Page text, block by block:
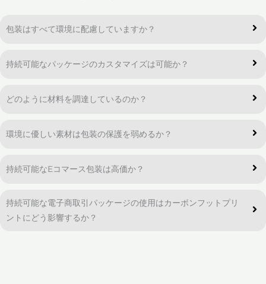
包装はすべて環境に配慮していますか？
持続可能なパッケージのカスタマイズは可能か？
どのように材料を調達しているのか？
環境に優しい素材は包装の保護を弱めるか？
持続可能なEコマース包装は高価か？
持続可能な電子商取引パッケージの使用はカーボンフットプリ
ントにどう影響するか？